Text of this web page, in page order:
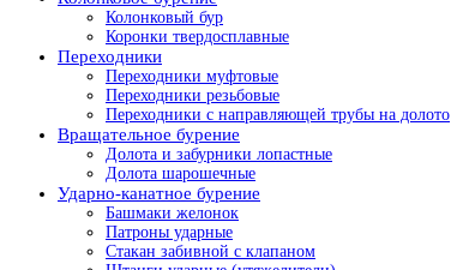
Колонковый бур
Коронки твердосплавные
Переходники
Переходники муфтовые
Переходники резьбовые
Переходники с направляющей трубы на долото
Вращательное бурение
Долота и забурники лопастные
Долота шарошечные
Ударно-канатное бурение
Башмаки желонок
Патроны ударные
Стакан забивной с клапаном